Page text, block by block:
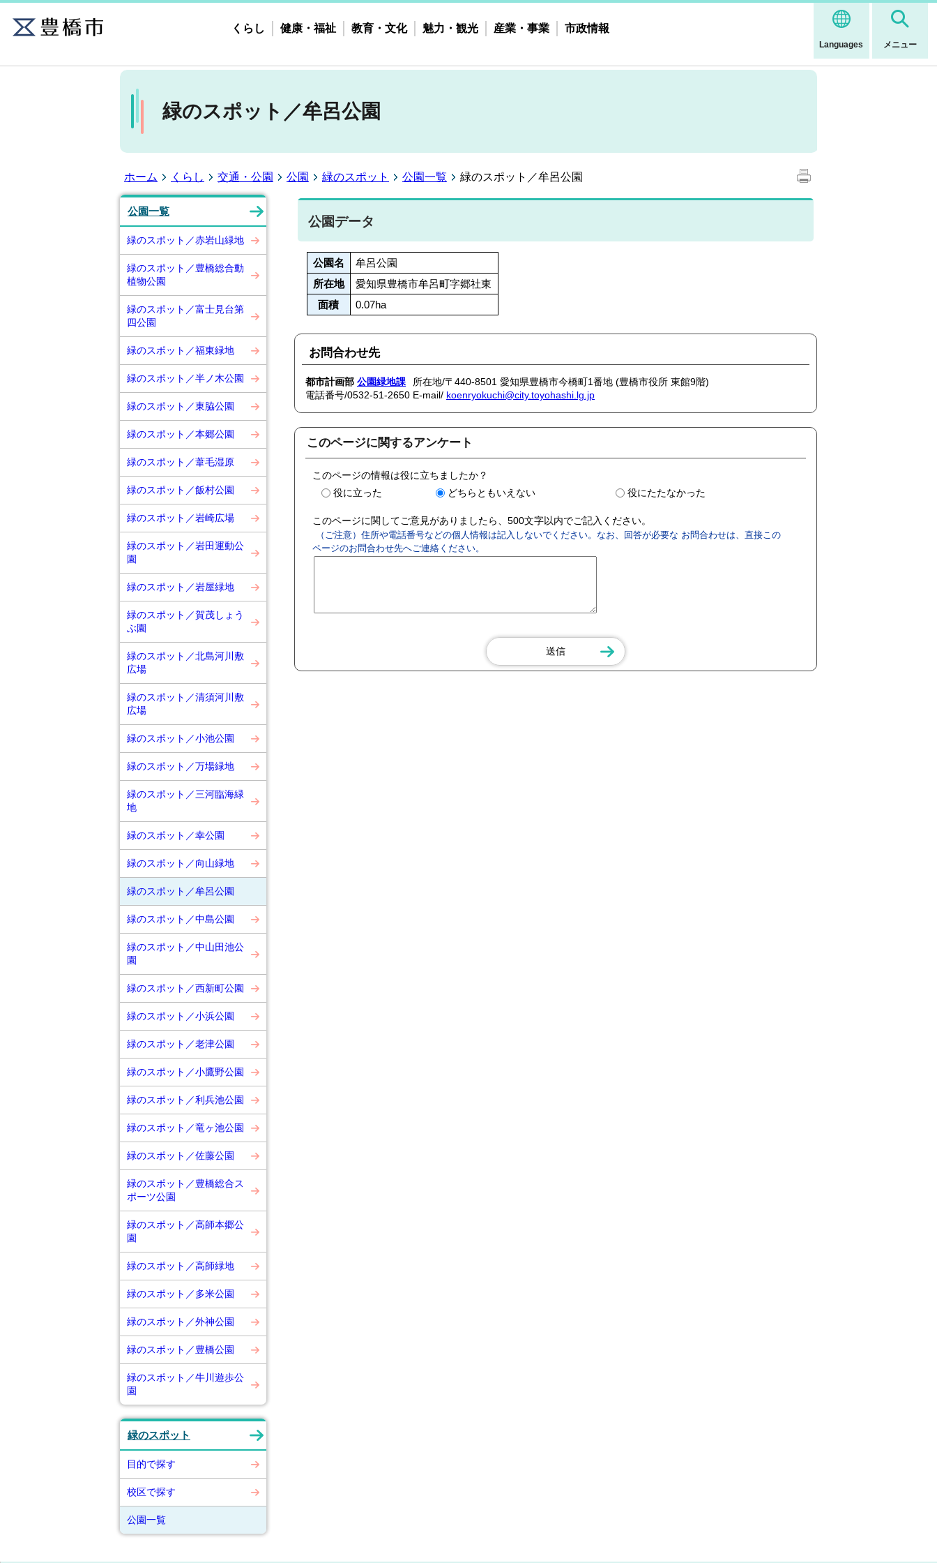
Languages メニュー
くらし 健康・福祉 教育・文化 魅力・観光 産業・事業 市政情報
緑のスポット／牟呂公園
ホーム くらし 交通・公園 公園 緑のスポット 公園一覧 緑のスポット／牟呂公園
公園一覧
緑のスポット／赤岩山緑地
緑のスポット／豊橋総合動
植物公園
緑のスポット／富士見台第
四公園
緑のスポット／福東緑地
緑のスポット／半ノ木公園
緑のスポット／東脇公園
緑のスポット／本郷公園
緑のスポット／葦毛湿原
緑のスポット／飯村公園
緑のスポット／岩崎広場
緑のスポット／岩田運動公
園
緑のスポット／岩屋緑地
緑のスポット／賀茂しょう
ぶ園
緑のスポット／北島河川敷
広場
緑のスポット／清須河川敷
広場
緑のスポット／小池公園
緑のスポット／万場緑地
緑のスポット／三河臨海緑
地
緑のスポット／幸公園
緑のスポット／向山緑地
緑のスポット／牟呂公園
緑のスポット／中島公園
緑のスポット／中山田池公
園
緑のスポット／西新町公園
緑のスポット／小浜公園
緑のスポット／老津公園
緑のスポット／小鷹野公園
緑のスポット／利兵池公園
緑のスポット／竜ヶ池公園
緑のスポット／佐藤公園
緑のスポット／豊橋総合ス
ポーツ公園
緑のスポット／高師本郷公
園
緑のスポット／高師緑地
緑のスポット／多米公園
緑のスポット／外神公園
緑のスポット／豊橋公園
緑のスポット／牛川遊歩公
園
緑のスポット
目的で探す
校区で探す
公園一覧
公園データ
公園名
牟呂公園
所在地
愛知県豊橋市牟呂町字郷社東
面積
0.07ha
お問合わせ先
都市計画部 公園緑地課
所在地/〒440-8501 愛知県豊橋市今橋町1番地 (豊橋市役所 東館9階)
電話番号/0532-51-2650 E-mail/ koenryokuchi@city.toyohashi.lg.jp
このページに関するアンケート
このページの情報は役に立ちましたか？
役に立った
どちらともいえない 役にたたなかった
このページに関してご意見がありましたら、500文字以内でご記入ください。
（ご注意）住所や電話番号などの個人情報は記入しないでください。なお、回答が必要な お問合わせは、直接この
ページのお問合わせ先へご連絡ください。